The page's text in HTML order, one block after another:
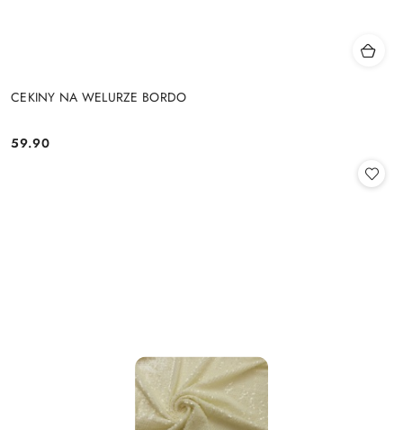
CEKINY NA WELURZE BORDO
Cena:
59.90